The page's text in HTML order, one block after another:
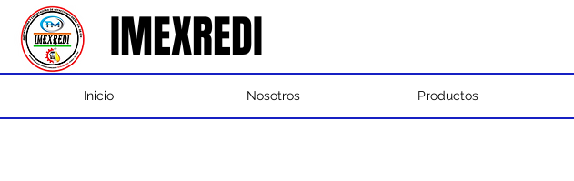
IMEXREDI
IMEXREDI
Inicio Nosotros Productos